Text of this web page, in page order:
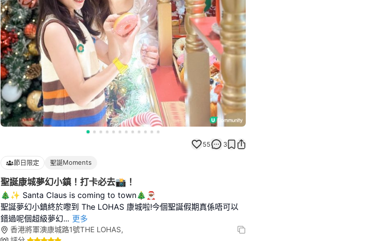
55 3
節日限定 聖誕Moments
聖誕康城夢幻小鎮！打卡必去📸！
🎄✨ Santa Claus is coming to town🎄🎅🏾
聖誕夢幻小鎮終於嚟到 The LOHAS 康城啦!今個聖誕假期真係唔可以
錯過呢個超級夢幻... 更多
香港將軍澳康城路1號THE LOHAS,